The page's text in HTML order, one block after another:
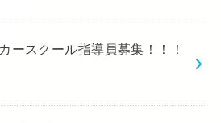
ースクール指導員募集！！！